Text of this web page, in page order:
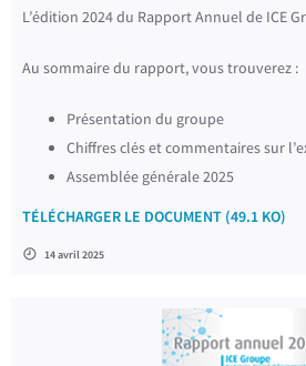
L’édition 2024 du Rapport Annuel de ICE
Au sommaire du rapport, vous trouverez :
Présentation du groupe
Chiffres clés et commentaires sur
Assemblée générale 2025
TÉLÉCHARGER LE DOCUMENT (49.1 KO)
14 avril 2025